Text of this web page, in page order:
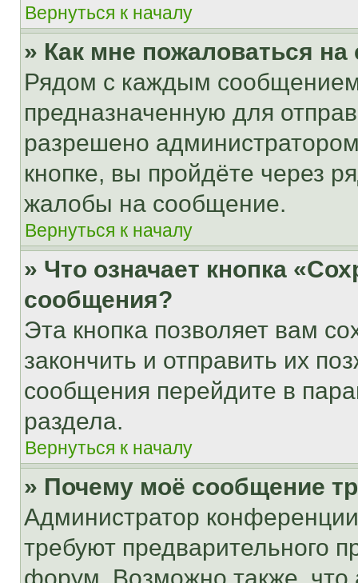
Вернуться к началу
» Как мне пожаловаться
Рядом с каждым сообщением
предназначенную для
разрешено
кнопке, вы пройдёте через
жалобы на сообщение.
Вернуться к началу
» Что означает кнопка
сообщения?
Эта кнопка позволяет вам
закончить и отправить их
сообщения перейдите в
раздела.
Вернуться к началу
» Почему моё сообщение
Администратор
требуют предварительного